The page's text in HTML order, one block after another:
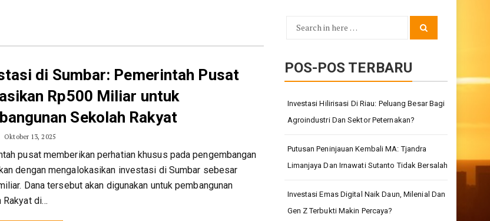
di Sumbar: Pemerintah Pusat
Rp500 Miliar untuk
Sekolah Rakyat
Oktober 13, 2025
pusat memberikan perhatian khusus pada pengembangan
dengan mengalokasikan investasi di Sumbar sebesar
Dana tersebut akan digunakan untuk pembangunan
Rakyat di…
Search
POS-POS TERBARU
Investasi Hilirisasi Di Riau: Peluang Besar Bagi
Agroindustri Dan Sektor Peternakan?
Putusan Peninjauan Kembali MA: Tjandra
Limanjaya Dan Irnawati Sutanto Tidak Bersalah
Investasi Emas Digital Naik Daun, Milenial Dan
Gen Z Terbukti Makin Percaya?